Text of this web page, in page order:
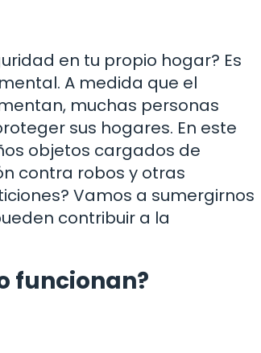
en tu propio hogar? Es
A medida que el
muchas personas
sus hogares. En este
objetos cargados de
contra robos y otras
Vamos a sumergirnos
contribuir a la
funcionan?